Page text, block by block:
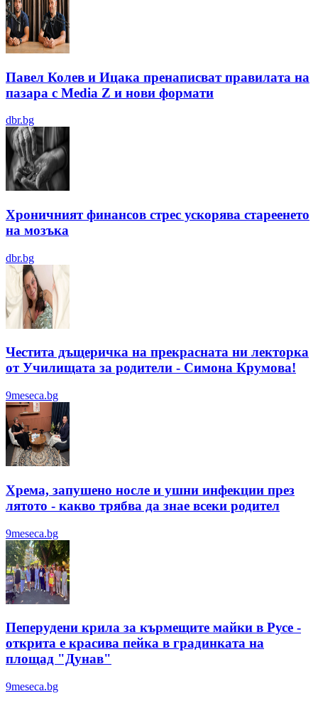
Павел Колев и Ицака пренаписват правилата на
пазара с Media Z и нови формати
dbr.bg
Хроничният финансов стрес ускорява стареенето
на мозъка
dbr.bg
Честита дъщеричка на прекрасната ни лекторка
от Училищата за родители - Симона Крумова!
9meseca.bg
Хрема, запушено носле и ушни инфекции през
лятотo - какво трябва да знае всеки родител
9meseca.bg
Пеперудени крила за кърмещите майки в Русе -
открита е красива пейка в градинката на
площад "Дунав"
9meseca.bg